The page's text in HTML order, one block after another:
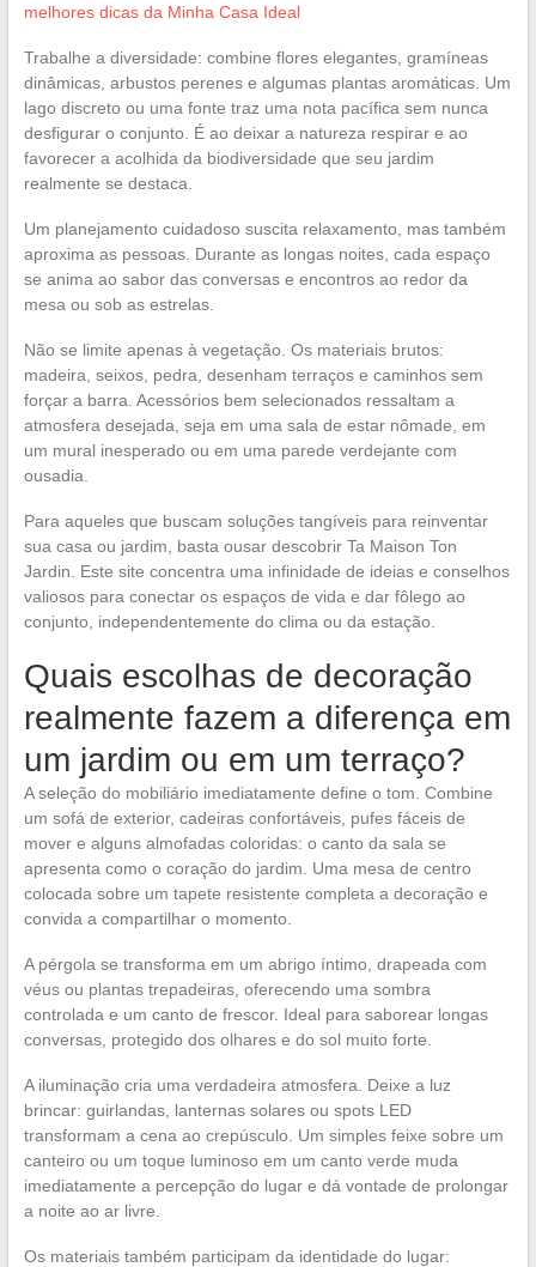
melhores dicas da Minha Casa Ideal
Trabalhe a diversidade: combine flores elegantes, gramíneas
dinâmicas, arbustos perenes e algumas plantas aromáticas. Um
lago discreto ou uma fonte traz uma nota pacífica sem nunca
desfigurar o conjunto. É ao deixar a natureza respirar e ao
favorecer a acolhida da biodiversidade que seu jardim
realmente se destaca.
Um planejamento cuidadoso suscita relaxamento, mas também
aproxima as pessoas. Durante as longas noites, cada espaço
se anima ao sabor das conversas e encontros ao redor da
mesa ou sob as estrelas.
Não se limite apenas à vegetação. Os materiais brutos:
madeira, seixos, pedra, desenham terraços e caminhos sem
forçar a barra. Acessórios bem selecionados ressaltam a
atmosfera desejada, seja em uma sala de estar nômade, em
um mural inesperado ou em uma parede verdejante com
ousadia.
Para aqueles que buscam soluções tangíveis para reinventar
sua casa ou jardim, basta ousar descobrir Ta Maison Ton
Jardin. Este site concentra uma infinidade de ideias e conselhos
valiosos para conectar os espaços de vida e dar fôlego ao
conjunto, independentemente do clima ou da estação.
Quais escolhas de decoração
realmente fazem a diferença em
um jardim ou em um terraço?
A seleção do mobiliário imediatamente define o tom. Combine
um sofá de exterior, cadeiras confortáveis, pufes fáceis de
mover e alguns almofadas coloridas: o canto da sala se
apresenta como o coração do jardim. Uma mesa de centro
colocada sobre um tapete resistente completa a decoração e
convida a compartilhar o momento.
A pérgola se transforma em um abrigo íntimo, drapeada com
véus ou plantas trepadeiras, oferecendo uma sombra
controlada e um canto de frescor. Ideal para saborear longas
conversas, protegido dos olhares e do sol muito forte.
A iluminação cria uma verdadeira atmosfera. Deixe a luz
brincar: guirlandas, lanternas solares ou spots LED
transformam a cena ao crepúsculo. Um simples feixe sobre um
canteiro ou um toque luminoso em um canto verde muda
imediatamente a percepção do lugar e dá vontade de prolongar
a noite ao ar livre.
Os materiais também participam da identidade do lugar: